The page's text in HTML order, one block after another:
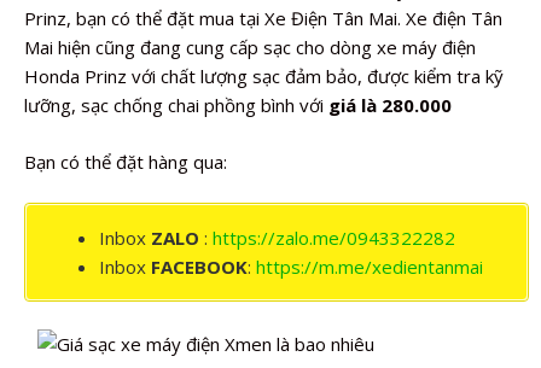
Prinz, bạn có thể đặt mua tại Xe Điện Tân Mai. Xe điện Tân
Mai hiện cũng đang cung cấp sạc cho dòng xe máy điện
Honda Prinz với chất lượng sạc đảm bảo, được kiểm tra kỹ
lưỡng, sạc chống chai phồng bình với giá là 280.000
Bạn có thể đặt hàng qua:
Inbox ZALO : https://zalo.me/0943322282
Inbox FACEBOOK: https://m.me/xedientanmai